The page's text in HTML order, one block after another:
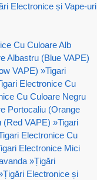
Electronice și Vape-uri
Cu Culoare Alb
Albastru (Blue VAPE)
VAPE) »Tigari
Electronice Cu
Cu Culoare Negru
Portocaliu (Orange
(Red VAPE) »Tigari
Electronice Cu
Electronice Mici
»Țigări
Țigări Electronice și